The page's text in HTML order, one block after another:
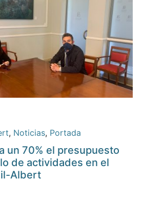
, Noticias, Portada
un 70% el presupuesto
de actividades en el
Albert